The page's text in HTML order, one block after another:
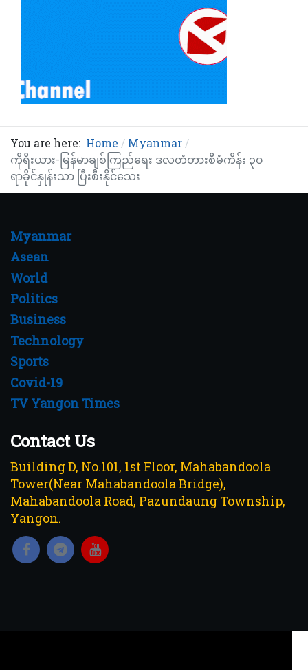
You are here: Home
Myanmar
ကိုရီးယား-မြန်မာချစ်ကြည်ရေး ဒလတံတားစီမံကိန်း ၃၀
ရာခိုင်နှုန်းသာ ပြီးစီးနိုင်သေး
Myanmar
Asean
World
Politics
Business
Technology
Sports
Covid-19
TV Yangon Times
Contact Us
Building D, No.101, 1st Floor, Mahabandoola
Tower(Near Mahabandoola Bridge),
Mahabandoola Road, Pazundaung Township,
Yangon.